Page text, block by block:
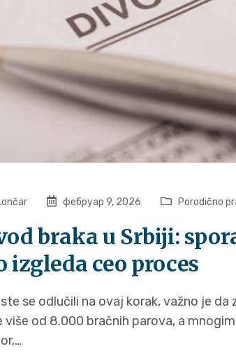
фебруар 9, 2026 Porodično
braka u Srbiji:
izgleda ceo proces
se odlučili na ovaj korak, važno je
više od 8.000 bračnih parova, a